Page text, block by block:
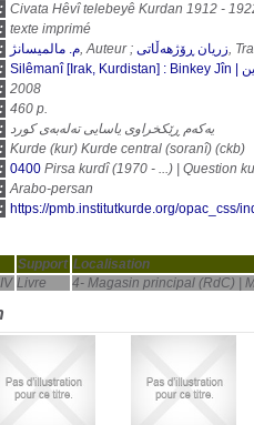
texte imprimé
م. مالمیسانژ, Auteur ; زریان ڕۆژهەڵاتی,
2008
460 p.
یەکەم ڕێکخراوی یاسایی تەلەبەی کورد
Kurde (kur) Kurde central (soranî) (ckb)
0400
Arabo-persan
https://pmb.institutkurde.org/opac_css/
Support Localisation
Livre 4- Magasin principal (RdC) |